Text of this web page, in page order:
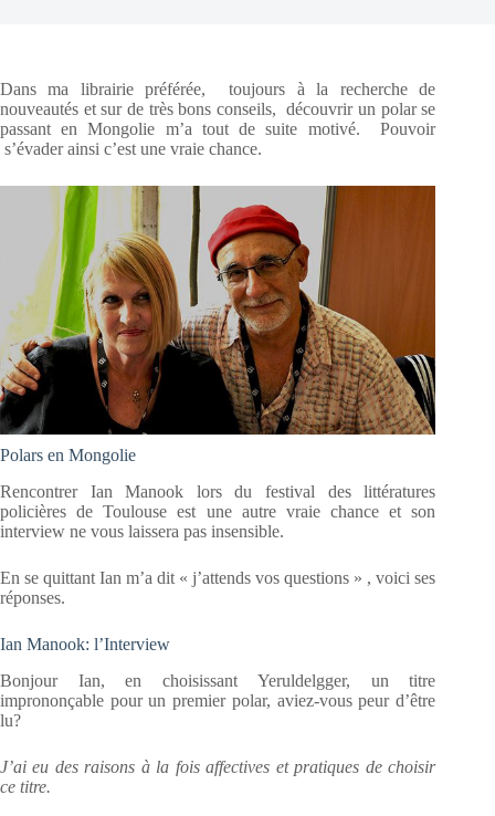
Dans ma librairie préférée, toujours à la recherche de
nouveautés et sur de très bons conseils, découvrir un polar se
passant en Mongolie m’a tout de suite motivé. Pouvoir
s’évader ainsi c’est une vraie chance.
Polars en Mongolie
Rencontrer Ian Manook lors du festival des littératures
policières de Toulouse est une autre vraie chance et son
interview ne vous laissera pas insensible.
En se quittant Ian m’a dit « j’attends vos questions » , voici ses
réponses.
Ian Manook: l’Interview
Bonjour Ian, en choisissant Yeruldelgger, un titre
imprononçable pour un premier polar, aviez-vous peur d’être
lu?
J’ai eu des raisons à la fois affectives et pratiques de choisir
ce titre.